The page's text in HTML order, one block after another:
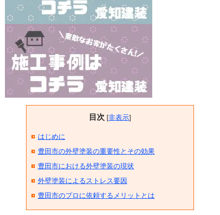
目次 [非表示]
はじめに
豊田市の外壁塗装の重要性とその効果
豊田市における外壁塗装の現状
外壁塗装によるストレス要因
豊田市のプロに依頼するメリットとは